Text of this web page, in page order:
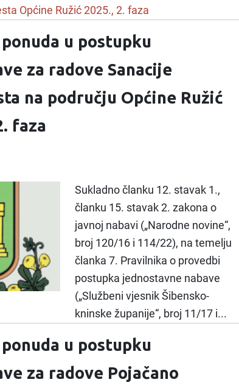
Općine Ružić 2025., 2. faza
u postupku
za radove Sanacije
na području Općine Ružić
faza
Sukladno članku 12. stavak 1.,
članku 15. stavak 2. zakona o
javnoj nabavi („Narodne novine“,
broj 120/16 i 114/22), na temelju
članka 7. Pravilnika o provedbi
postupka jednostavne nabave
(„Službeni vjesnik Šibensko-
kninske županije“, broj 11/17 i...
u postupku
za radove Pojačano